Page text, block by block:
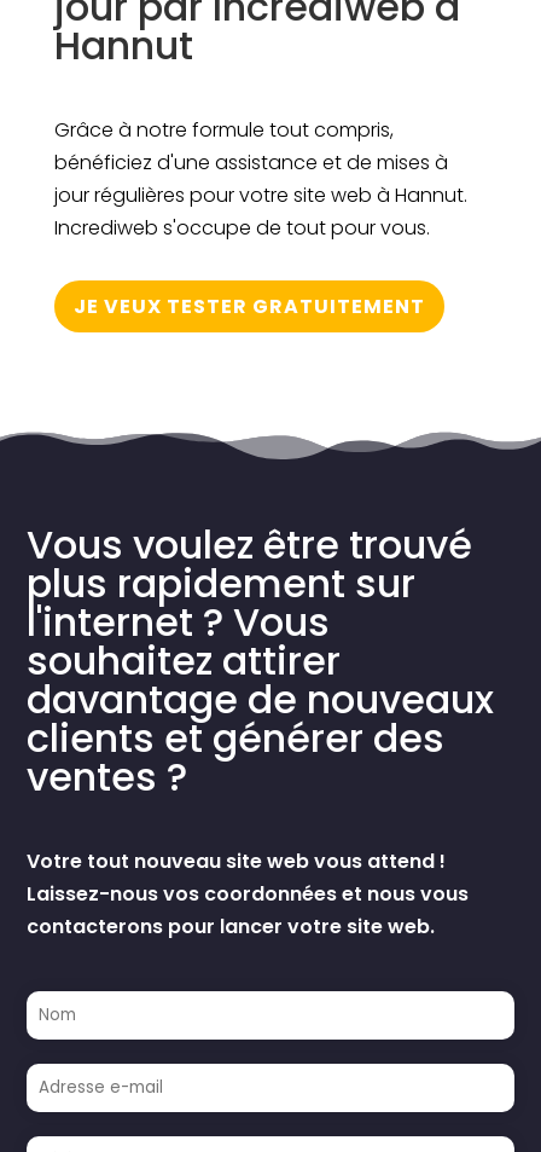
Hannut
Grâce à notre formule tout compris,
bénéficiez d'une assistance et de mises à
jour régulières pour votre site web à Hannut.
Incrediweb s'occupe de tout pour vous.
JE VEUX TESTER GRATUITEMENT
Vous voulez être trouvé
plus rapidement sur
l'internet ? Vous
souhaitez attirer
davantage de nouveaux
clients et générer des
ventes ?
Votre tout nouveau site web vous attend !
Laissez-nous vos coordonnées et nous vous
contacterons pour lancer votre site web.